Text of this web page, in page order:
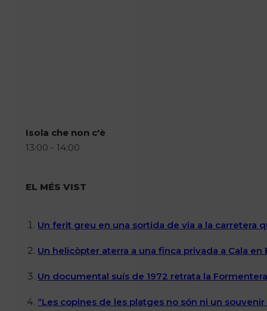
Isola che non c'è
13:00 - 14:00
EL MÉS VIST
Un ferit greu en una sortida de via a la carretera
Un helicòpter aterra a una finca privada a Cala
Un documental suís de 1972 retrata la
“Les copines de les platges no són ni un